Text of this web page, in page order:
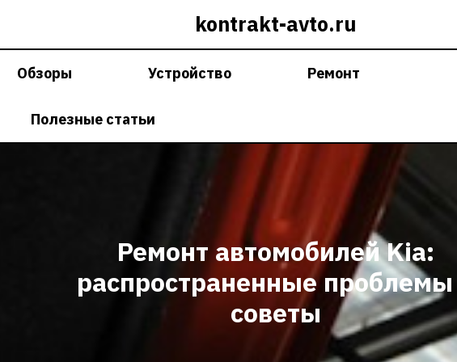
kontrakt-avto.ru
Обзоры Устройство Ремонт
Полезные статьи
Ремонт автомобилей Kia:
распространенные
советы